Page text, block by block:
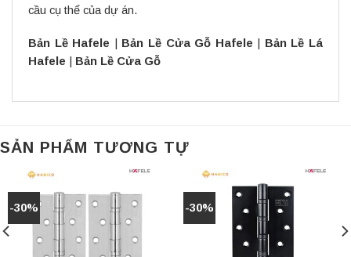
cầu cụ thể của dự án.
Bản Lề Hafele Bản Lề Cửa Gỗ Hafele
Bản Lề Lá
Hafele
Bản Lề Cửa Gỗ
SẢN PHẨM TƯƠNG TỰ
-30% -30%